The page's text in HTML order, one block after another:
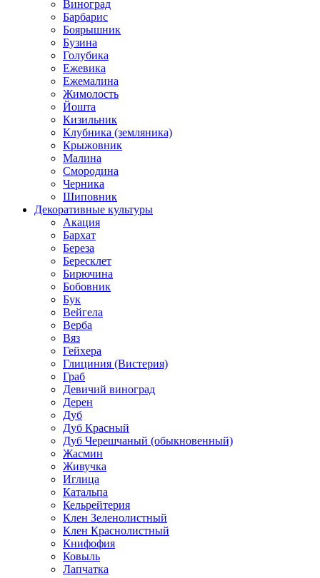
Виноград
Барбарис
Боярышник
Бузина
Голубика
Ежевика
Ежемалина
Жимолость
Йошта
Кизильник
Клубника (земляника)
Крыжовник
Малина
Смородина
Черника
Шиповник
Декоративные культуры
Акация
Бархат
Береза
Бересклет
Бирючина
Бобовник
Бук
Вейгела
Верба
Вяз
Гейхера
Глициния (Вистерия)
Граб
Девичий виноград
Дерен
Дуб
Дуб Красный
Дуб Черешчаный (обыкновенный)
Жасмин
Живучка
Иглица
Катальпа
Кельрейтерия
Клен Зеленолистный
Клен Краснолистный
Книфофия
Ковыль
Лапчатка